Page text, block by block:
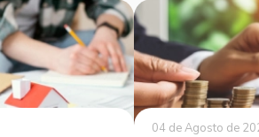
04 de Agosto de